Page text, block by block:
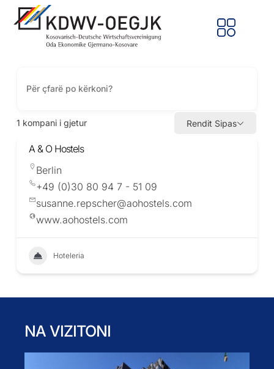
1 kompani i gjetur Rendit Sipas
A & O Hostels
Berlin
+49 (0)30 80 94 7 - 51 09
susanne.repscher@aohostels.com
www.aohostels.com
Hoteleria
NA VIZITONI